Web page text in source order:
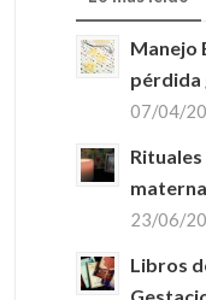
Manejo
pérdida
07/04/
23/06/
Libros